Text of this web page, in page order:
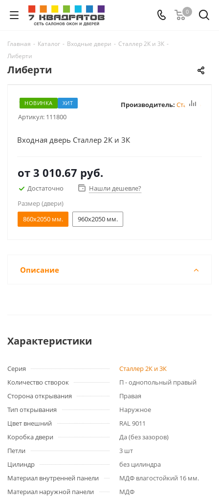
0
Главная - Каталог - Входные двери - Сталлер 2К и 3К -
Либерти
Либерти
НОВИНКА ХИТ
Артикул: 111800
Производитель: Сталлер
Входная дверь Сталлер 2К и 3К
от 3 010.67 руб.
Достаточно
Нашли дешевле?
Размер (двери)
860x2050 мм.
960x2050 мм.
Описание
Характеристики
Серия
Сталлер 2К и 3К
Количество створок
П - однопольный правый
Сторона открывания
Правая
Тип открывания
Наружное
Цвет внешний
RAL 9011
Коробка двери
Да (без зазоров)
Петли
3 шт
Цилиндр
без цилиндра
Материал внутренней панели
МДФ влагостойкий 16 мм.
Материал наружной панели
МДФ